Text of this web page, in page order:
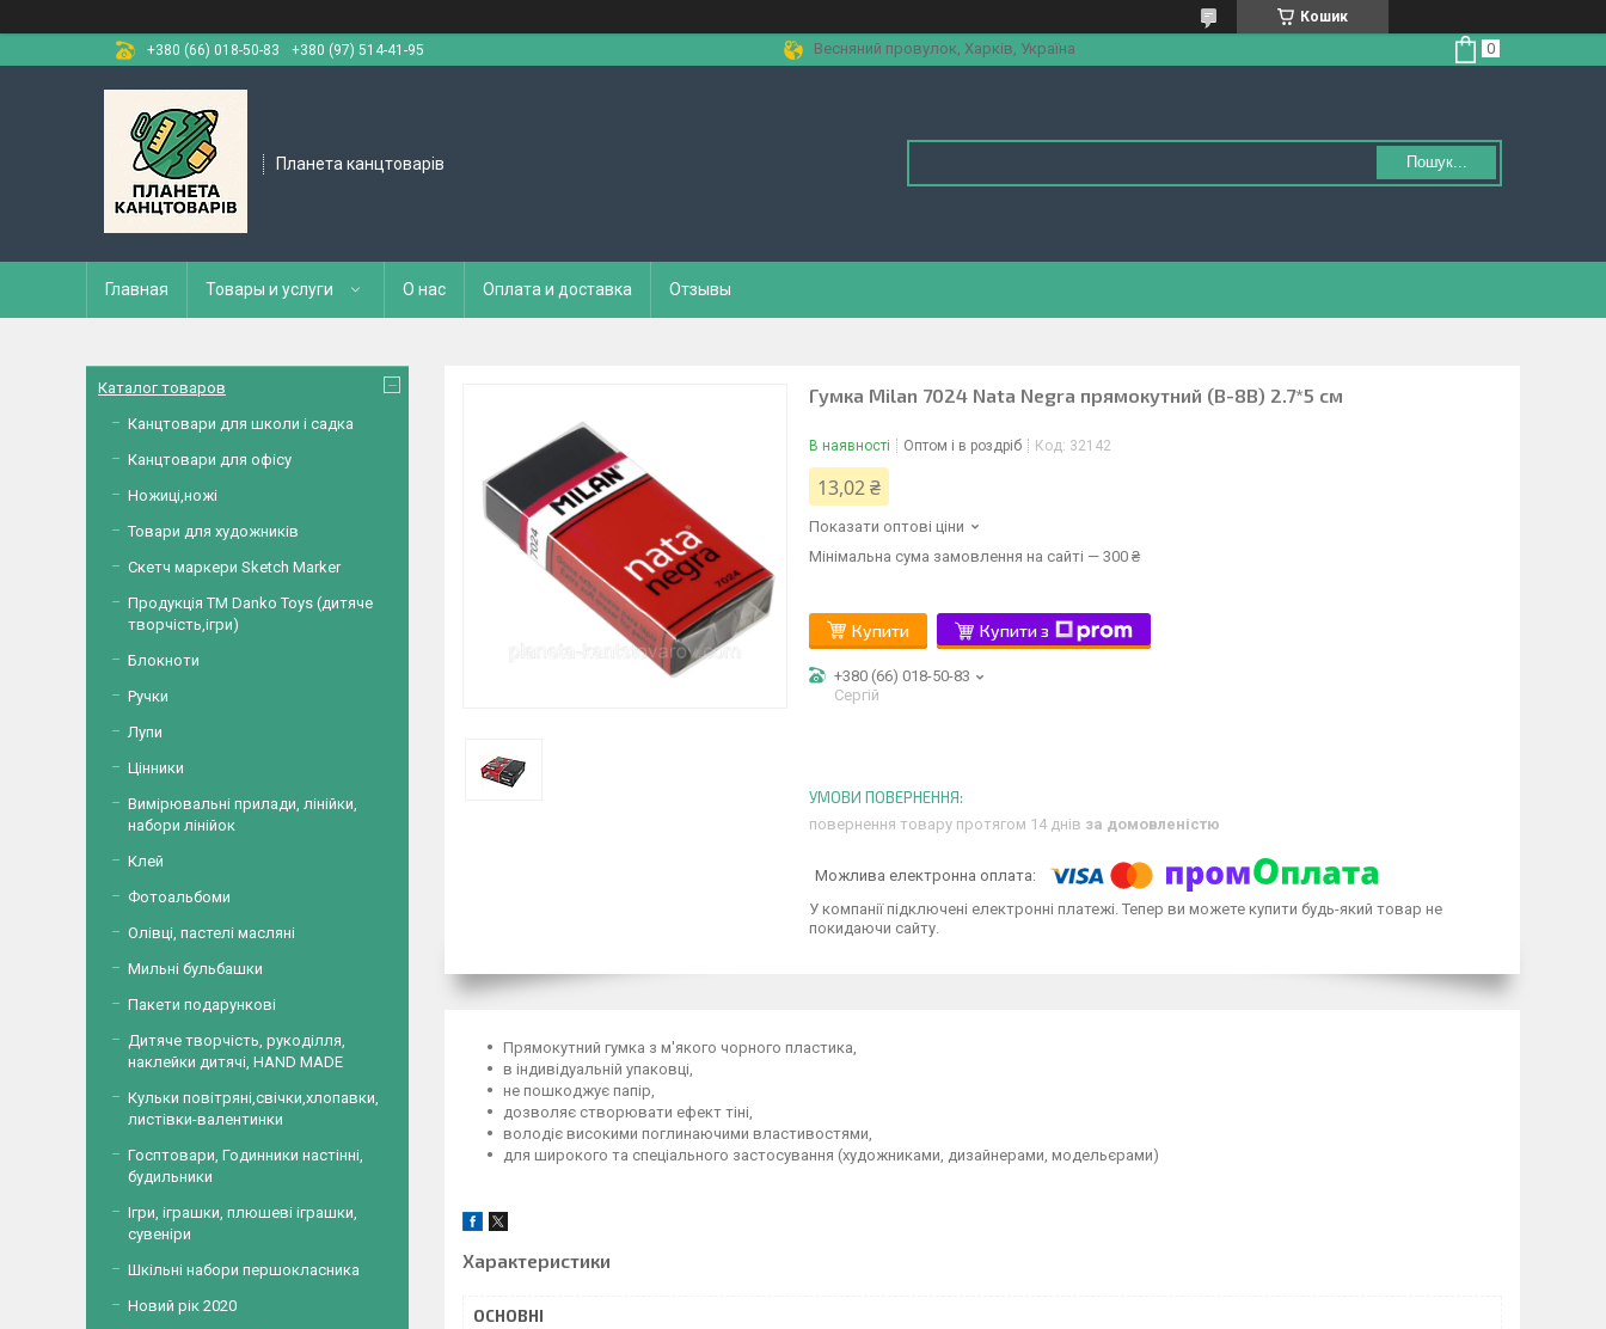
Кошик
+380 (66) 018-50-83
+380 (97) 514-41-95 Весняний провулок, Харків, Україна
Планета канцтоварів Пошук...
Главная Товары и услуги О нас Оплата и доставка Отзывы
Гумка Milan 7024 Nata Negra прямокутний (B-8B) 2.7*5 см
В наявності Оптом і в роздріб Код: 32142
13,02 ₴
Показати оптові ціни
Мінімальна сума замовлення на сайті — 300 ₴
Купити Купити з
+380 (66) 018-50-83
Сергій
повернення товару протягом 14 днів за домовленістю
У компанії підключені електронні платежі. Тепер ви можете купити будь-який товар не
покидаючи сайту.
Прямокутний гумка з м'якого чорного пластика,
в індивідуальній упаковці,
не пошкоджує папір,
дозволяє створювати ефект тіні,
володіє високими поглинаючими властивостями,
для широкого та спеціального застосування (художниками, дизайнерами, модельєрами)
Характеристики
ОСНОВНІ
Каталог товаров
Канцтовари для школи і садка
Канцтовари для офісу
Ножиці,ножі
Товари для художників
Скетч маркери Sketch Marker
Продукція ТМ Danko Toys (дитяче
творчість,ігри)
Блокноти
Ручки
Лупи
Цінники
Вимірювальні прилади, лінійки,
набори лінійок
Клей
Фотоальбоми
Олівці, пастелі масляні
Мильні бульбашки
Пакети подарункові
Дитяче творчість, рукоділля,
наклейки дитячі, HAND MADE
Кульки повітряні,свічки,хлопавки,
листівки-валентинки
Госптовари, Годинники настінні,
будильники
Ігри, іграшки, плюшеві іграшки,
сувеніри
Шкільні набори першокласника
Новий рік 2020